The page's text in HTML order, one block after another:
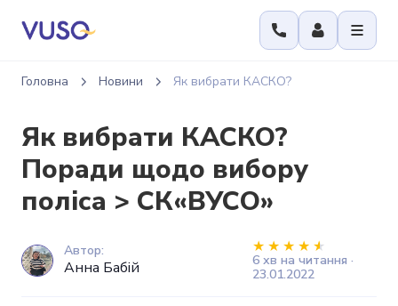
Головна Новини Як вибрати КАСКО?
Як вибрати КАСКО?
Поради щодо вибору
поліса > СК«ВУСО»
Автор:
Анна Бабій
6 хв на читання ·
23.01.2022